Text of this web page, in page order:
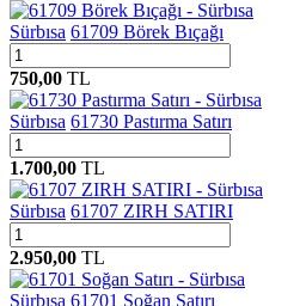
Sürbısa 61709 Börek Bıçağı
750,00 TL
Sürbısa 61730 Pastırma Satırı
1.700,00 TL
Sürbısa 61707 ZIRH SATIRI
2.950,00 TL
Sürbısa 61701 Soğan Satırı